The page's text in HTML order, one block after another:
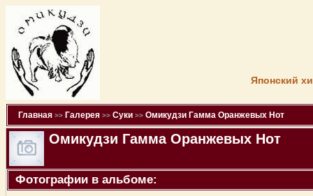
Японский
Главная >> Галерея >> Суки >> Омикудзи Гамма Оранжевых Нот
Омикудзи Гамма Оранжевых Нот
Фотографии в альбоме: